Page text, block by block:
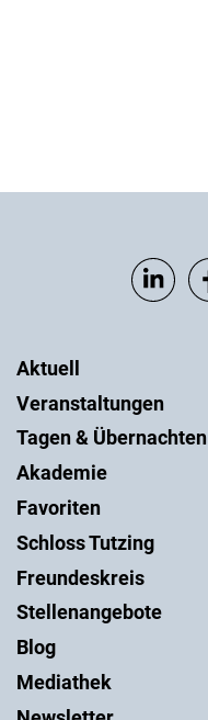
Aktuell
Veranstaltungen
Tagen & Übernachten
Akademie
Favoriten
Schloss Tutzing
Freundeskreis
Stellenangebote
Blog
Mediathek